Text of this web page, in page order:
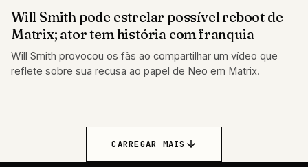
Will Smith pode estrelar possível reboot de
Matrix; ator tem história com franquia
Will Smith provocou os fãs ao compartilhar um vídeo que
reflete sobre sua recusa ao papel de Neo em Matrix.
CARREGAR MAIS